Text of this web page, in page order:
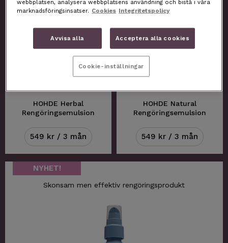
HOHDE Herbal
Rengörings­emulsion
549 kr / 3 mån
HOHDE Natural
Rengörings­emulsion
549 kr / 3 mån
NYHET!
Skonsam men effektiv rengöringsprodukt
webbplatsen, analysera webbplatsens användning och bistå i våra
marknadsföringsinsatser. Cookies Integritetspolicy
Avvisa alla Acceptera alla cookies
Cookie-inställningar